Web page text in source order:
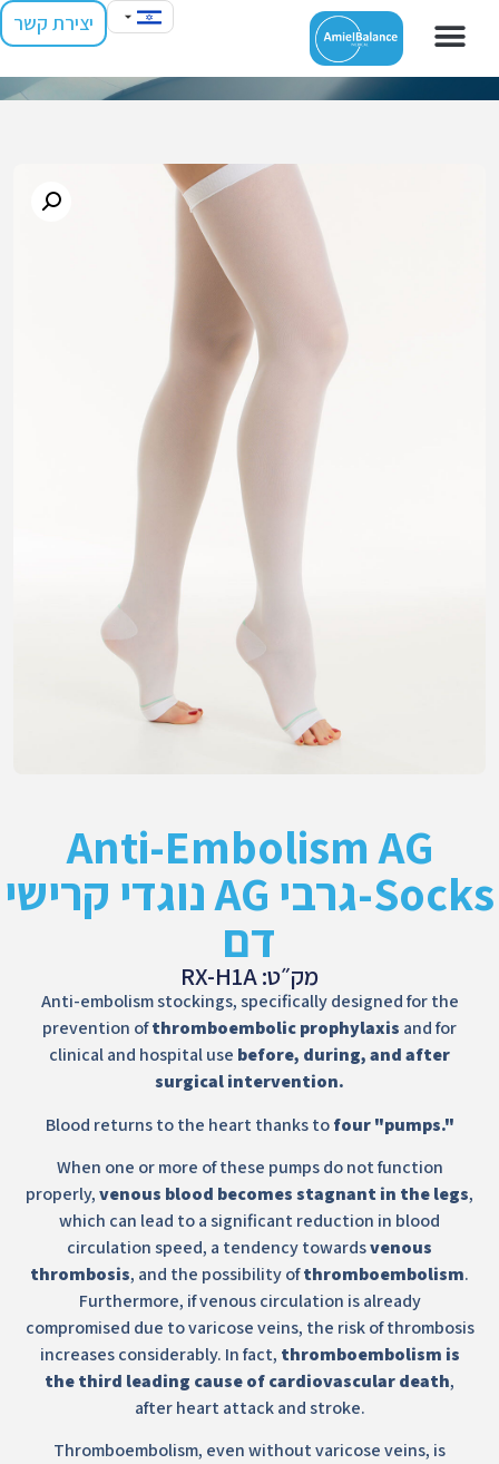
יצירת קשר
Anti-Embolism AG
Socks-גרבי AG נוגדי קרישי
דם
מק״ט: RX-H1A
Anti-embolism stockings, specifically designed for the
prevention ofthromboembolic prophylaxis and for
clinical and hospital use before, during, and after
surgical intervention.
Blood returns to the heart thanks tofour "pumps."
When one or more of these pumps do not function
properly,venous blood becomes stagnant in the legs,
which can lead to a significant reduction in blood
circulation speed, a tendency towardsvenous
thrombosis, and the possibility ofthromboembolism.
Furthermore, if venous circulation is already
compromised due to varicose veins, the risk of thrombosis
increases considerably. In fact, thromboembolism is
the third leading cause of cardiovascular death,
after heart attack and stroke.
Thromboembolism, even without varicose veins, is